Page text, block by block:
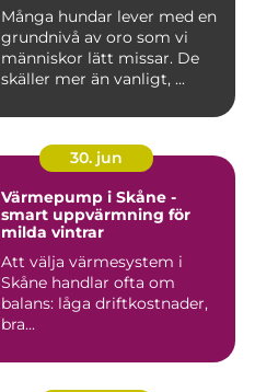
Många hundar lever med en
grundnivå av oro som vi
människor lätt missar. De
skäller mer än vanligt, ...
30. jun
Värmepump i Skåne -
smart uppvärmning för
milda vintrar
Att välja värmesystem i
Skåne handlar ofta om
balans: låga driftkostnader,
bra...